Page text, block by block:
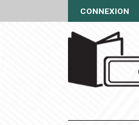
CONNEXION